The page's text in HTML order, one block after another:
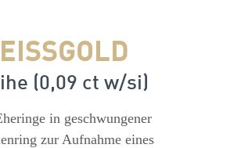
(0,09 ct w/si)
in geschwungener
zur Aufnahme eines